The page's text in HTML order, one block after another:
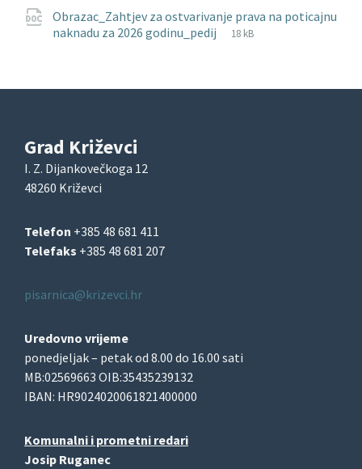
Obrazac_Zahtjev za ostvarivanje prava na poticajnu
naknadu za 2026 godinu_pedij
File
docx
File
18 kB
Grad Križevci
I. Z. Dijankovečkoga 12
48260 Križevci
Telefon +385 48 681 411
Telefaks +385 48 681 207
pisarnica@krizevci.hr
Uredovno vrijeme
ponedjeljak – petak od 8.00 do 16.00 sati
MB:02569663 OIB:35435239132
IBAN: HR9024020061821400000
Komunalni i prometni redari
Josip Ruganec